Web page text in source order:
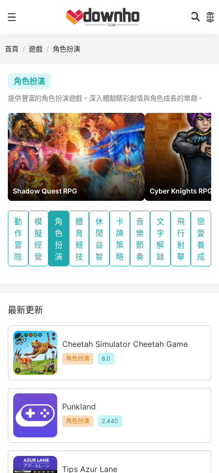
首頁 遊戲 角色扮演
角色扮演
提供豐富的角色扮演遊戲，深入體驗精彩劇情與角色成長的樂趣。
Shadow Quest RPG Cyber Knights RPG
動
作
冒
險
模
擬
經
營
角
色
扮
演
體
育
競
技
休
閒
益
智
卡
牌
策
略
音
樂
節
奏
文
字
解
謎
飛
行
射
擊
戀
愛
養
成
最新更新
Cheetah Simulator Cheetah Game
角色扮演 8.0
Punkland
角色扮演 2.440
Tips Azur Lane